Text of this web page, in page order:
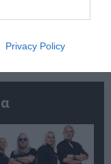
Privacy Policy